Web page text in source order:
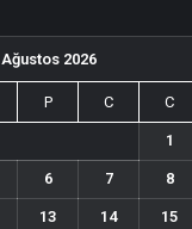
Ağustos 2026
P C C
1
6 7 8
13 14 15